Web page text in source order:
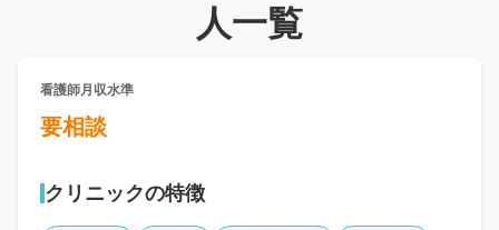
人一覧
看護師月収水準
要相談
クリニックの特徴